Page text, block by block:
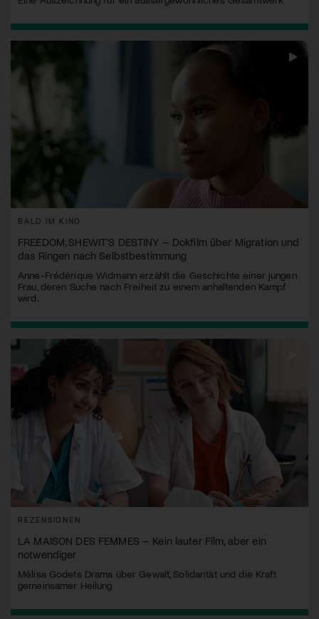
BALD IM KINO
FREEDOM, SHEWIT'S DESTINY – Dokfilm über Migration und
das Ringen nach Selbstbestimmung
Anne-Frédérique Widmann erzählt die Geschichte einer jungen
Frau, deren Suche nach Freiheit zu einem anhaltenden Kampf
wird.
REZENSIONEN
LA MAISON DES FEMMES – Kein lauter Film, aber ein
notwendiger
Mélisa Godets Drama über Gewalt, Solidarität und die Kraft
gemeinsamer Heilung